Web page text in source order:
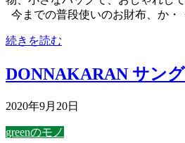
今までの普段使いのお財布、か・
続きを読む
DONNAKARAN サン
2020年9月20日
greenのモノ